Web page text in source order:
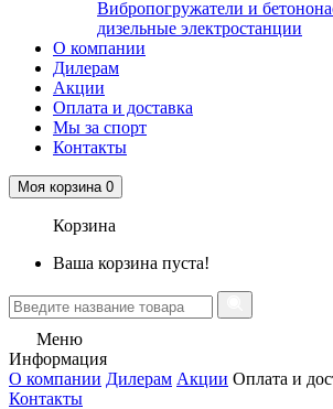
Вибропогружатели и
дизельные электростанции
О компании
Дилерам
Акции
Оплата и доставка
Мы за спорт
Контакты
Моя корзина 0
Корзина
Ваша корзина пуста!
Меню
Информация
О компании Дилерам Акции Оплата и
Контакты